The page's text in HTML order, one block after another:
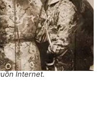
Internet.